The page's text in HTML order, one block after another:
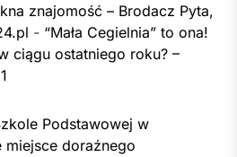
znajomość – Brodacz Pyta,
- “Mała Cegielnia” to ona!
ciągu ostatniego roku? –
Podstawowej w
miejsce doraźnego